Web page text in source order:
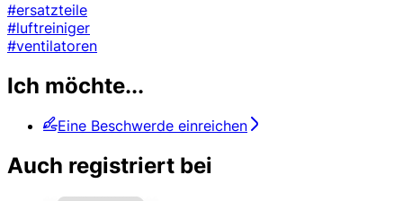
#ersatzteile
#luftreiniger
#ventilatoren
Ich möchte...
Eine Beschwerde einreichen
Auch registriert bei